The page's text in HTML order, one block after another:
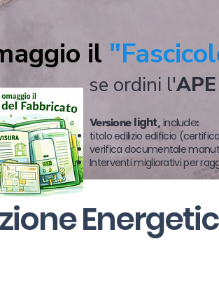
il
se ordini l'APE
Versionelight,include:
titolo edilizio edificio
verifica documentale
Interventi migliorativi per